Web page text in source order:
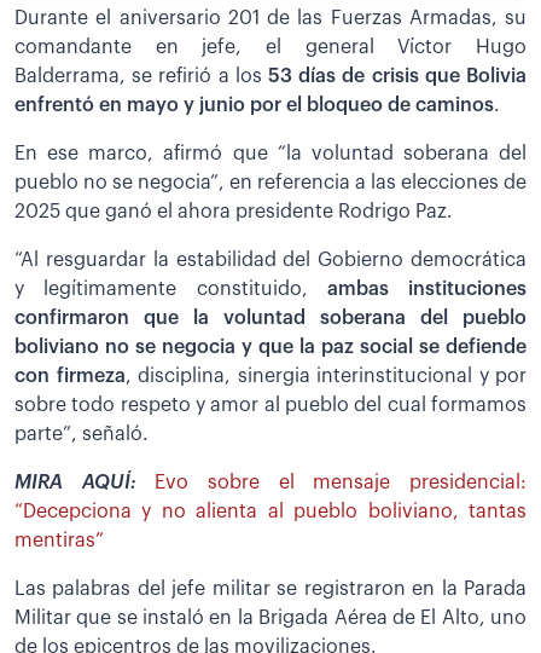
Durante el aniversario 201 de las Fuerzas Armadas, su
comandante en jefe, el general Víctor Hugo
Balderrama, se refirió a los 53 días de crisis que Bolivia
enfrentó en mayo y junio por el bloqueo de caminos.
En ese marco, afirmó que “la voluntad soberana del
pueblo no se negocia”, en referencia a las elecciones de
2025 que ganó el ahora presidente Rodrigo Paz.
“Al resguardar la estabilidad del Gobierno democrática
y legítimamente constituido, ambas instituciones
confirmaron que la voluntad soberana del pueblo
boliviano no se negocia y que la paz social se defiende
con firmeza, disciplina, sinergia interinstitucional y por
sobre todo respeto y amor al pueblo del cual formamos
parte”, señaló.
MIRA AQUÍ:
Evo sobre el mensaje presidencial:
“Decepciona y no alienta al pueblo boliviano, tantas
mentiras”
Las palabras del jefe militar se registraron en la Parada
Militar que se instaló en la Brigada Aérea de El Alto, uno
de los epicentros de las movilizaciones.